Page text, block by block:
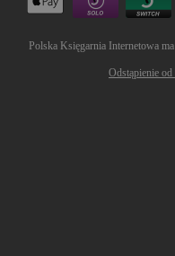
Polska Księgarnia Internetowa
Odstąpienie